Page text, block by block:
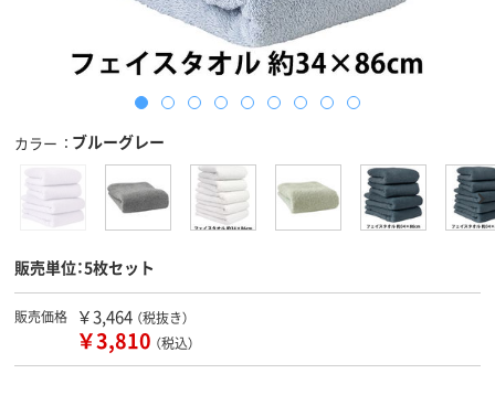
カラー ブルーグレー
販売単位：5枚セット
販売価格 ￥3,464 （税抜き）
￥3,810 （税込）